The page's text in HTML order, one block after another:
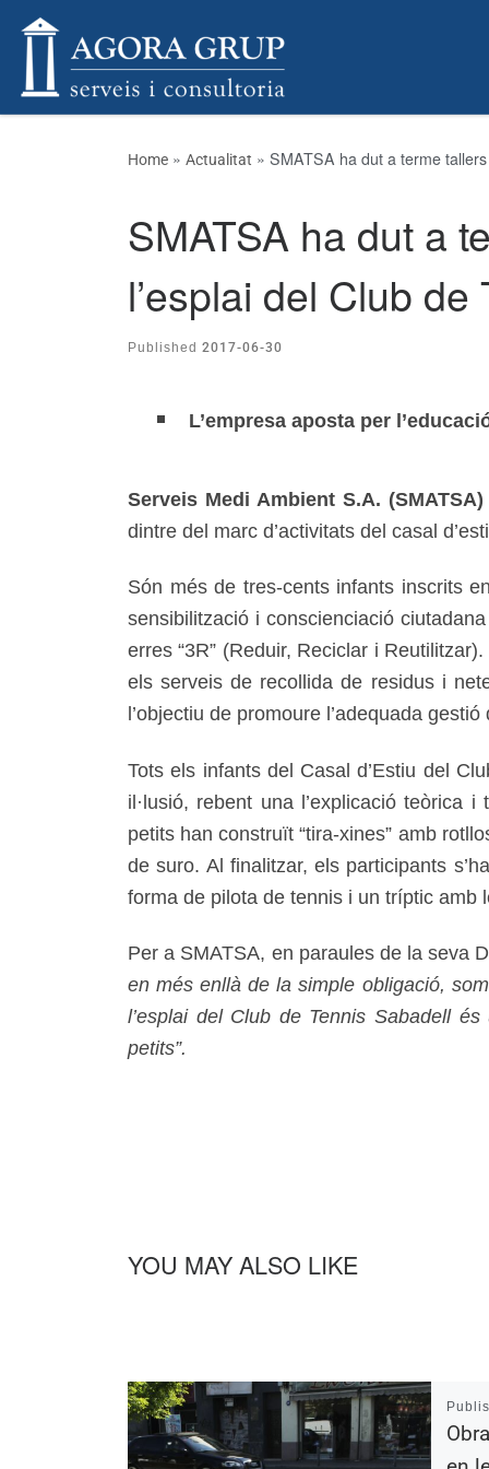
Skip to content
Home » Actualitat » SMATSA ha dut a terme
SMATSA ha dut a
l’esplai del Club
Published 2017-06-30
L’empresa aposta per
Serveis Medi Ambient S.A. (SMATSA)
dintre del marc d’activitats del casal
Són més de tres-cents infants inscrits
sensibilització i conscienciació
erres “3R” (Reduir, Reciclar i
els serveis de recollida de residus i
l’objectiu de promoure l’adequada
Tots els infants del Casal d’Estiu del
il·lusió, rebent una l’explicació teòrica
petits han construït “tira-xines” amb
de suro. Al finalitzar, els participants
forma de pilota de tennis i un tríptic amb
Per a SMATSA, en paraules de la seva
en més enllà de la simple obligació,
l’esplai del Club de Tennis Sabadell
petits”.
YOU MAY ALSO LIKE